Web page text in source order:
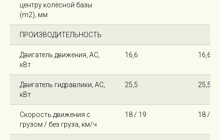
центру колёсной базы
(m2), мм
ПРОИЗВОДИТЕЛЬНОСТЬ
Двигатель движения, AC,
кВт
16,6 16,6
Двигатель гидравлики, AC,
кВт
25,5 25,5
Скорость движения с
грузом / без груза, км/ч
18 / 19 18 / 19